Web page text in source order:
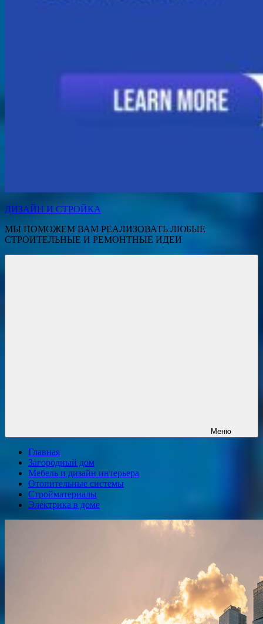
ДИЗАЙН И СТРОЙКА
МЫ ПОМОЖЕМ ВАМ РЕАЛИЗОВАТЬ ЛЮБЫЕ
СТРОИТЕЛЬНЫЕ И РЕМОНТНЫЕ ИДЕИ
Меню
Главная
Загородный дом
Мебель и дизайн интерьера
Отопительные системы
Стройматериалы
Электрика в доме